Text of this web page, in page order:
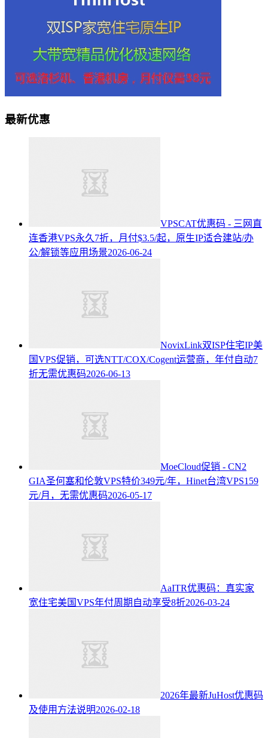
最新优惠
VPSCAT优惠码 - 三网直
连香港VPS永久7折，月付$3.5/起，原生IP适合建站/办
公/解锁等应用场景2026-06-24
NovixLink双ISP住宅IP美
国VPS促销，可选NTT/COX/Cogent运营商，年付自动7
折无需优惠码2026-06-13
MoeCloud促销 - CN2
GIA圣何塞和伦敦VPS特价349元/年，Hinet台湾VPS159
元/月，无需优惠码2026-05-17
AaITR优惠码：真实家
宽住宅美国VPS年付周期自动享受8折2026-03-24
2026年最新JuHost优惠码
及使用方法说明2026-02-18